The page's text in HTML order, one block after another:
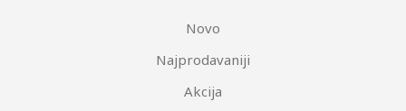
Novo
Najprodavaniji
Akcija